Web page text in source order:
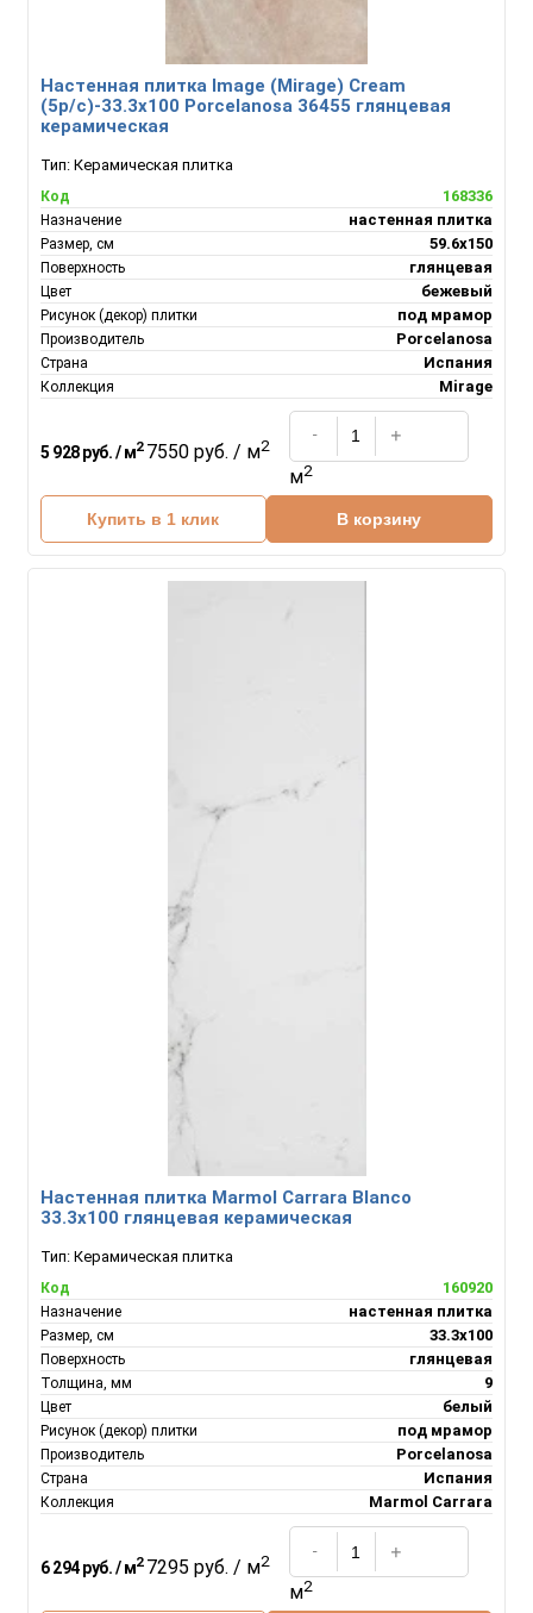
Настенная плитка Image (Mirage) Cream
(5p/c)-33.3x100 Porcelanosa 36455 глянцевая
керамическая
Тип: Керамическая плитка
Код 168336
Назначение настенная плитка
Размер, см 59.6x150
Поверхность глянцевая
Цвет бежевый
Рисунок (декор) плитки под мрамор
Производитель Porcelanosa
Страна Испания
Коллекция Mirage
5 928 руб. / м2 7550 руб. / м2
м2
Купить в 1 клик В корзину
Настенная плитка Marmol Carrara Blanco
33.3x100 глянцевая керамическая
Тип: Керамическая плитка
Код 160920
Назначение настенная плитка
Размер, см 33.3x100
Поверхность глянцевая
Толщина, мм 9
Цвет белый
Рисунок (декор) плитки под мрамор
Производитель Porcelanosa
Страна Испания
Коллекция Marmol Carrara
6 294 руб. / м2 7295 руб. / м2
м2